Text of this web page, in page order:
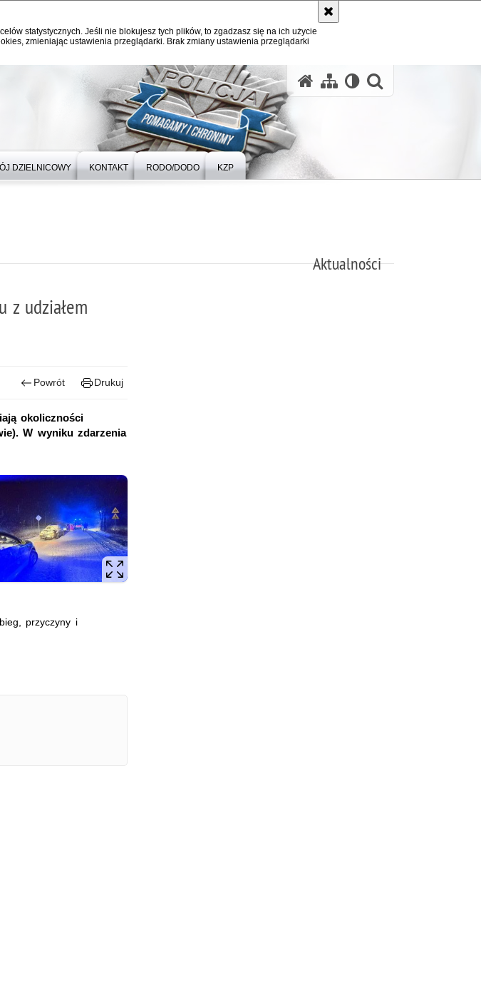
statystycznych. Jeśli nie blokujesz tych plików, to zgadzasz się na ich użycie
zmieniając ustawienia przeglądarki. Brak zmiany ustawienia przeglądarki
DZIELNICOWY KONTAKT RODO/DODO KZP
Aktualności
z udziałem
Powrót Drukuj
okoliczności
W wyniku zdarzenia
przyczyny i